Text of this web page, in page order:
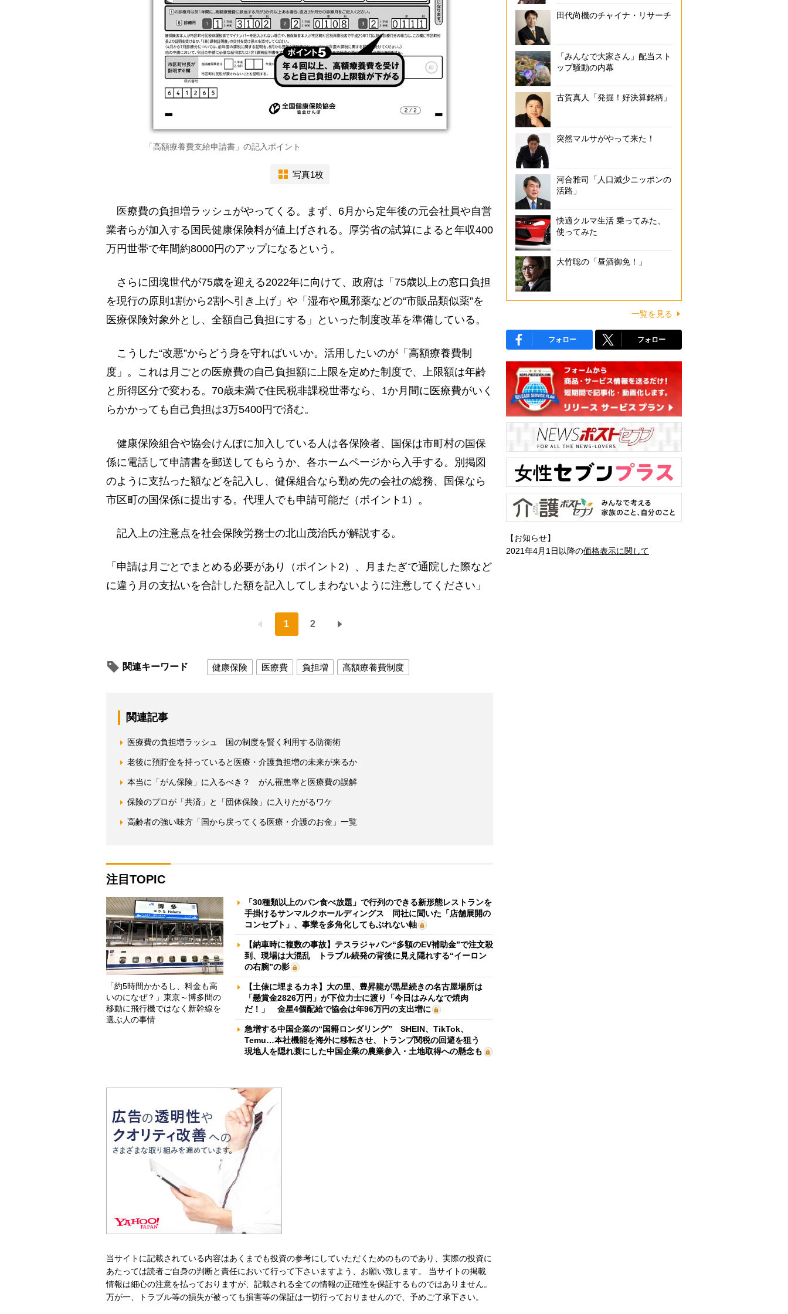
「高額療養費支給申請書」の記入ポイント
写真1枚
医療費の負担増ラッシュがやってくる。まず、6月から定年後の元会社員や自営
業者らが加入する国民健康保険料が値上げされる。厚労省の試算によると年収400
万円世帯で年間約8000円のアップになるという。
さらに団塊世代が75歳を迎える2022年に向けて、政府は「75歳以上の窓口負担
を現行の原則1割から2割へ引き上げ」や「湿布や風邪薬などの“市販品類似薬”を
医療保険対象外とし、全額自己負担にする」といった制度改革を準備している。
こうした“改悪”からどう身を守ればいいか。活用したいのが「高額療養費制
度」。これは月ごとの医療費の自己負担額に上限を定めた制度で、上限額は年齢
と所得区分で変わる。70歳未満で住民税非課税世帯なら、1か月間に医療費がいく
らかかっても自己負担は3万5400円で済む。
健康保険組合や協会けんぽに加入している人は各保険者、国保は市町村の国保
係に電話して申請書を郵送してもらうか、各ホームページから入手する。別掲図
のように支払った額などを記入し、健保組合なら勤め先の会社の総務、国保なら
市区町の国保係に提出する。代理人でも申請可能だ（ポイント1）。
記入上の注意点を社会保険労務士の北山茂治氏が解説する。
「申請は月ごとでまとめる必要があり（ポイント2）、月またぎで通院した際など
に違う月の支払いを合計した額を記入してしまわないように注意してください」
1 2
関連キーワード 健康保険 医療費 負担増 高額療養費制度
関連記事
医療費の負担増ラッシュ 国の制度を賢く利用する防衛術
老後に預貯金を持っていると医療・介護負担増の未来が来るか
本当に「がん保険」に入るべき？ がん罹患率と医療費の誤解
保険のプロが「共済」と「団体保険」に入りたがるワケ
高齢者の強い味方「国から戻ってくる医療・介護のお金」一覧
注目TOPIC
「約5時間かかるし、料金も高
いのになぜ？」東京～博多間の
移動に飛行機ではなく新幹線を
選ぶ人の事情
「30種類以上のパン食べ放題」で行列のできる新形態レストランを
手掛けるサンマルクホールディングス 同社に聞いた「店舗展開の
コンセプト」、事業を多角化してもぶれない軸
【納車時に複数の事故】テスラジャパン“多額のEV補助金”で注文殺
到、現場は大混乱 トラブル続発の背後に見え隠れする“イーロン
の右腕”の影
【土俵に埋まるカネ】大の里、豊昇龍が黒星続きの名古屋場所は
「懸賞金2826万円」が下位力士に渡り「今日はみんなで焼肉
だ！」 金星4個配給で協会は年96万円の支出増に
急増する中国企業の“国籍ロンダリング” SHEIN、TikTok、
Temu…本社機能を海外に移転させ、トランプ関税の回避を狙う
現地人を隠れ蓑にした中国企業の農業参入・土地取得への懸念も
当サイトに記載されている内容はあくまでも投資の参考にしていただくためのものであり、実際の投資に
あたっては読者ご自身の判断と責任において行って下さいますよう、お願い致します。 当サイトの掲載
情報は細心の注意を払っておりますが、記載される全ての情報の正確性を保証するものではありません。
万が一、トラブル等の損失が被っても損害等の保証は一切行っておりませんので、予めご了承下さい。
田代尚機のチャイナ・リサーチ
「みんなで大家さん」配当スト
ップ騒動の内幕
古賀真人「発掘！好決算銘柄」
突然マルサがやって来た！
河合雅司「人口減少ニッポンの
活路」
快適クルマ生活 乗ってみた、
使ってみた
大竹聡の「昼酒御免！」
一覧を見る
フォロー フォロー
【お知らせ】
2021年4月1日以降の価格表示に関して